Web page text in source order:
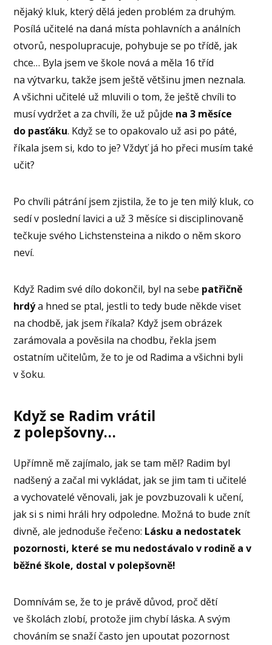
nějaký kluk, který dělá jeden problém za druhým.
Posílá učitelé na daná místa pohlavních a análních
otvorů, nespolupracuje, pohybuje se po třídě, jak
chce… Byla jsem ve škole nová a měla 16 tříd
na výtvarku, takže jsem ještě většinu jmen neznala.
A všichni učitelé už mluvili o tom, že ještě chvíli to
musí vydržet a za chvíli, že už půjde na 3 měsíce
do pasťáku. Když se to opakovalo už asi po páté,
říkala jsem si, kdo to je? Vždyť já ho přeci musím také
učit?
Po chvíli pátrání jsem zjistila, že to je ten milý kluk, co
sedí v poslední lavici a už 3 měsíce si disciplinovaně
tečkuje svého Lichstensteina a nikdo o něm skoro
neví.
Když Radim své dílo dokončil, byl na sebe patřičně
hrdýa hned se ptal, jestli to tedy bude někde viset
na chodbě, jak jsem říkala? Když jsem obrázek
zarámovala a pověsila na chodbu, řekla jsem
ostatním učitelům, že to je od Radima a všichni byli
v šoku.
Když se Radim vrátil
z polepšovny…
Upřímně mě zajímalo, jak se tam měl? Radim byl
nadšený a začal mi vykládat, jak se jim tam ti učitelé
a vychovatelé věnovali, jak je povzbuzovali k učení,
jak si s nimi hráli hry odpoledne. Možná to bude znít
divně, ale jednoduše řečeno: Lásku a nedostatek
pozornosti, které se mu nedostávalo v rodině a v
běžné škole, dostal v polepšovně!
Domnívám se, že to je právě důvod, proč dětí
ve školách zlobí, protože jim chybí láska. A svým
chováním se snaží často jen upoutat pozornost